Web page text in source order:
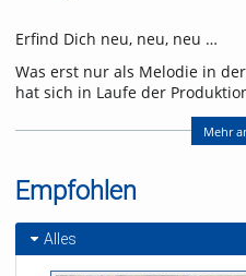
Erfind Dich neu, neu, neu …
Was erst nur als Melodie in
hat sich in Laufe der
gemausert. Zusammen mit
von der Musikhochschule
Referent/in:
Andreas Nagel
Mehr
Empfohlen
Alles